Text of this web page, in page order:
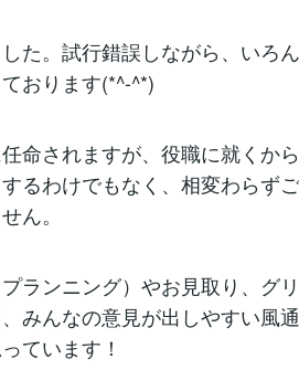
た。試行錯誤しながら、いろ
おります(*^-^*)
命されますが、役職に就くから
るわけでもなく、相変わらず
ん。
ランニング）やお見取り、グ
みんなの意見が出しやすい風
ています！